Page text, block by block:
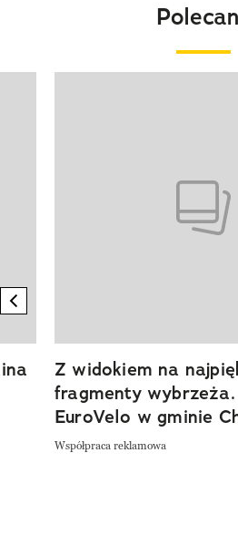
previous element
Z widokiem na
fragmenty
EuroVelo w gminie
Współpraca reklamowa